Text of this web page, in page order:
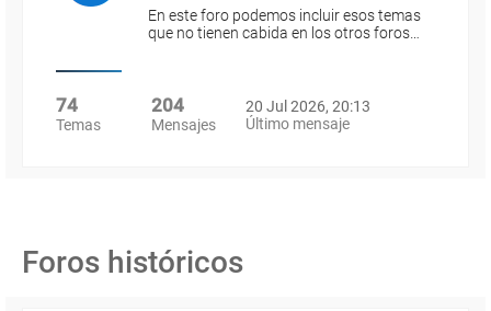
En este foro podemos incluir esos temas
que no tienen cabida en los otros foros…
74
Temas
204
Mensajes
20 Jul 2026, 20:13
Último mensaje
Foros históricos